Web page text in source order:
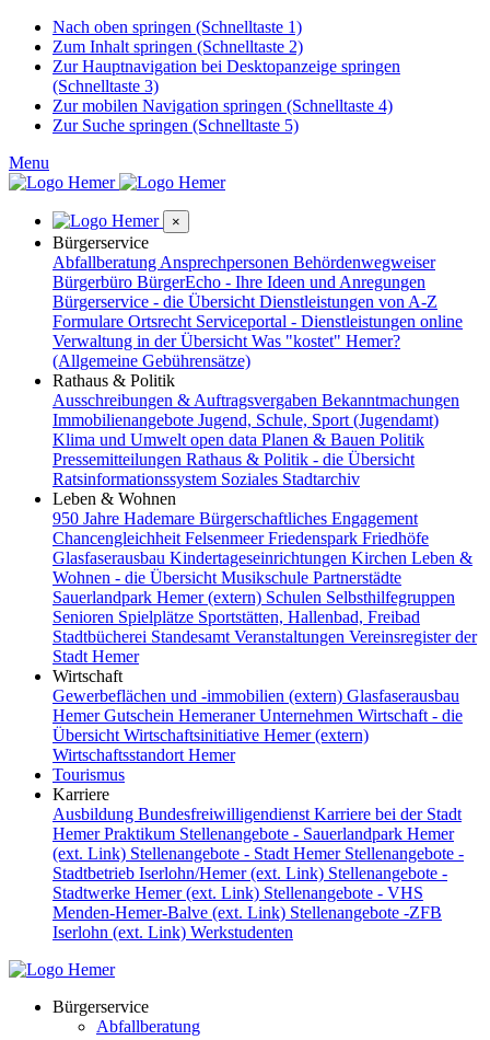
Nach oben springen (Schnelltaste 1)
Zum Inhalt springen (Schnelltaste 2)
Zur Hauptnavigation bei Desktopanzeige springen
(Schnelltaste 3)
Zur mobilen Navigation springen (Schnelltaste 4)
Zur Suche springen (Schnelltaste 5)
Menu
×
Bürgerservice
Abfallberatung Ansprechpersonen Behördenwegweiser
Bürgerbüro BürgerEcho - Ihre Ideen und Anregungen
Bürgerservice - die Übersicht Dienstleistungen von A-Z
Formulare Ortsrecht Serviceportal - Dienstleistungen online
Verwaltung in der Übersicht Was "kostet" Hemer?
(Allgemeine Gebührensätze)
Rathaus & Politik
Ausschreibungen & Auftragsvergaben Bekanntmachungen
Immobilienangebote Jugend, Schule, Sport (Jugendamt)
Klima und Umwelt open data Planen & Bauen Politik
Pressemitteilungen Rathaus & Politik - die Übersicht
Ratsinformationssystem Soziales Stadtarchiv
Leben & Wohnen
950 Jahre Hademare Bürgerschaftliches Engagement
Chancengleichheit FelsenmeerFriedenspark Friedhöfe
Glasfaserausbau Kindertageseinrichtungen Kirchen Leben &
Wohnen - die Übersicht Musikschule Partnerstädte
Sauerlandpark Hemer (extern) Schulen Selbsthilfegruppen
Senioren Spielplätze Sportstätten, Hallenbad, Freibad
Stadtbücherei Standesamt Veranstaltungen Vereinsregister der
Stadt Hemer
Wirtschaft
Gewerbeflächen und -immobilien (extern) Glasfaserausbau
Hemer Gutschein Hemeraner Unternehmen Wirtschaft - die
Übersicht Wirtschaftsinitiative Hemer (extern)
Wirtschaftsstandort Hemer
Tourismus
Karriere
Ausbildung Bundesfreiwilligendienst Karriere bei der Stadt
HemerPraktikum Stellenangebote - Sauerlandpark Hemer
(ext. Link) Stellenangebote - Stadt Hemer Stellenangebote -
Stadtbetrieb Iserlohn/Hemer (ext. Link) Stellenangebote -
Stadtwerke Hemer (ext. Link) Stellenangebote - VHS
Menden-Hemer-Balve (ext. Link) Stellenangebote -ZFB
Iserlohn (ext. Link) Werkstudenten
Bürgerservice
Abfallberatung